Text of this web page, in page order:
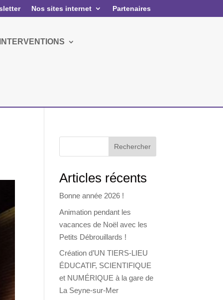
Nos sites internet Partenaires
Rechercher
Articles récents
Bonne année 2026 !
Animation pendant les
vacances de Noël avec les
Petits Débrouillards !
Création d’UN TIERS-LIEU
ÉDUCATIF, SCIENTIFIQUE
et NUMÉRIQUE à la gare de
La Seyne-sur-Mer